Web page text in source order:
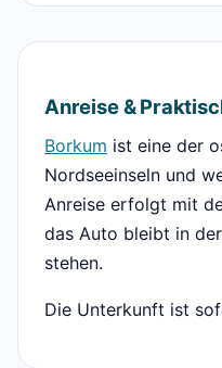
Anreise &
Borkum ist eine der
Nordseeinseln und
Anreise erfolgt mit
das Auto bleibt in
stehen.
Die Unterkunft ist